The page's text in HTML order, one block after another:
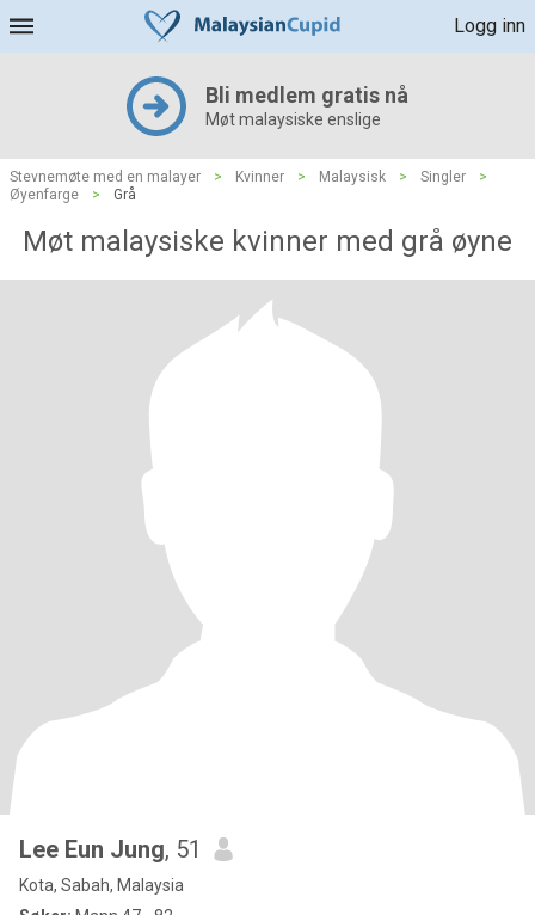
Logg inn
Bli medlem gratis nå
Møt malaysiske enslige
Stevnemøte med en malayer > Kvinner > Malaysisk > Singler
>
Øyenfarge
> Grå
Møt malaysiske kvinner med grå øyne
Lee Eun Jung, 51
Kota, Sabah, Malaysia